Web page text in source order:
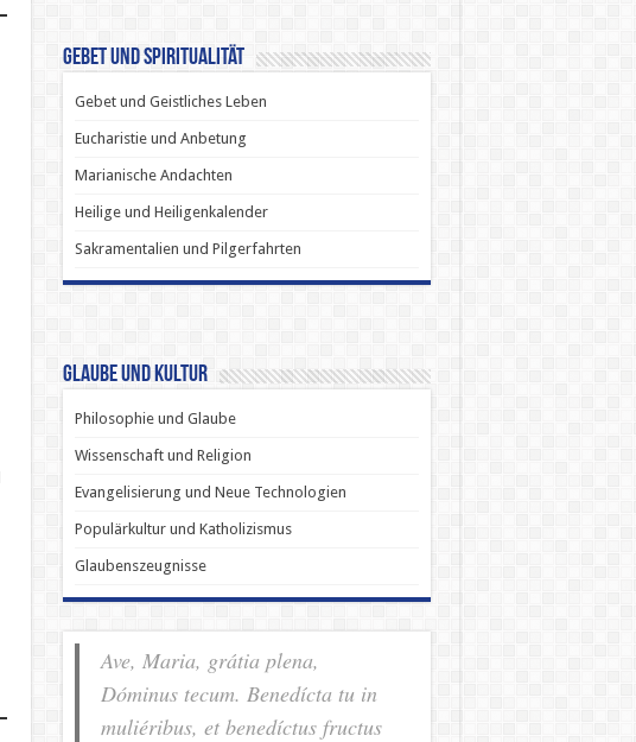
Gebet und Spiritualität
Gebet und Geistliches Leben
Eucharistie und Anbetung
Marianische Andachten
Heilige und Heiligenkalender
Sakramentalien und Pilgerfahrten
Glaube und Kultur
Philosophie und Glaube
Wissenschaft und Religion
Evangelisierung und Neue Technologien
Populärkultur und Katholizismus
Glaubenszeugnisse
Ave, Maria, grátia plena,
Dóminus tecum. Benedícta tu in
muliéribus, et benedíctus fructus